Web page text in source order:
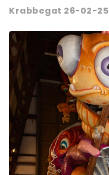
Krabbegat 26-02-25